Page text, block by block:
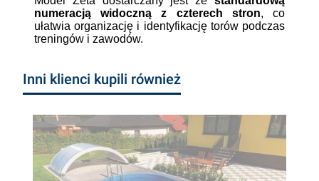
numeracją widoczną z czterech stron, co
ułatwia organizację i identyfikację torów podczas
treningów i zawodów.
Inni klienci kupili również